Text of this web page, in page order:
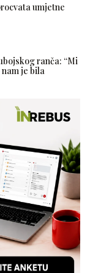
umjetne
ranča: “Mi
je bila